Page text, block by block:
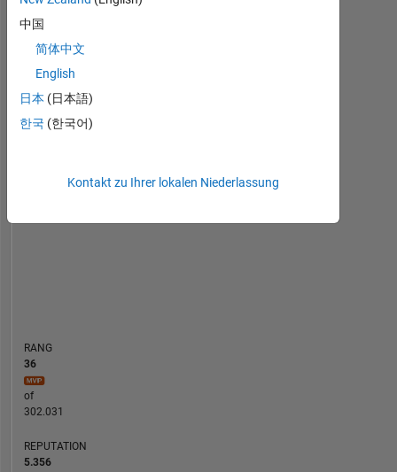
in
Enschede
Statistik
All MATLAB Answers
-10
-5
5
10
15
25
35
45
50
70 60
-20
RANG
36
of
302.031
REPUTATION
5.356
中国
简体中文
English
日本 (日本語)
한국 (한국어)
Kontakt zu Ihrer lokalen Niederlassung